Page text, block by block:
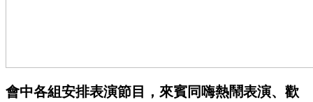
會中各組安排表演節目，來賓同嗨熱鬧表演、歡